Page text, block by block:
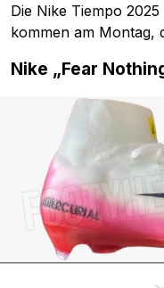
Die Nike Tiempo
kommen am Montag,
Nike „Fear